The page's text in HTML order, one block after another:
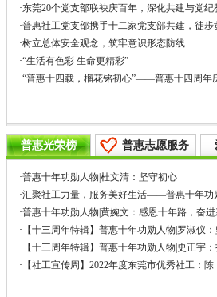
·东莞20个党支部联袂庆百年，深化共建与党纪
·普惠社工党支部携手十二家党支部共建，徒步
·树立总体安全观念，筑牢意识形态防线
·“生活有色彩 生命更精彩”
·“普惠十四载，榴花铭初心”——普惠十四周年
普惠光荣榜 普惠志愿服务
·普惠十年功勋人物|杜文清：坚守初心
·汇聚社工力量，服务美好生活——普惠十年功
·普惠十年功勋人物|黄婉文：感恩十年路，奋
· 【十三周年特辑】普惠十年功勋人物|罗淑仪：
· 【十三周年特辑】普惠十年功勋人物|史正宇
· 【社工宣传周】2022年度东莞市优秀社工：陈